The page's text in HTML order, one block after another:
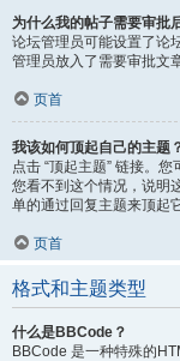
为什么我的帖子需要审批
论坛管理员可能设置了论
管理员放入了需要审批文
页首
我该如何顶起自己的主题
点击 “顶起主题” 链接。
您看不到这个情况，说明
单的通过回复主题来顶起
页首
格式和主题类型
什么是BBCode？
BBCode 是一种特殊的